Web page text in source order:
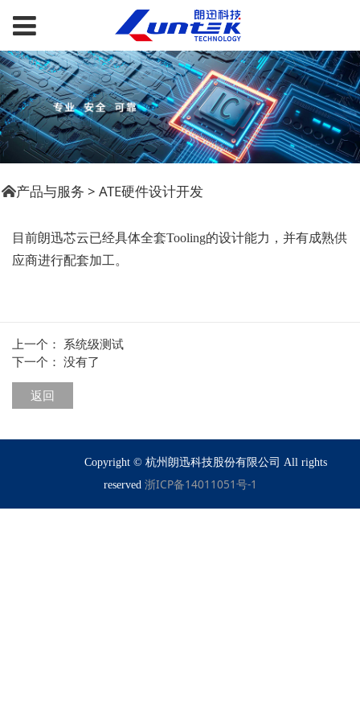
产品与服务 > ATE硬件设计开发
目前朗迅芯云已经具体全套Tooling的设计能力，并有成熟供
应商进行配套加工。
上一个： 系统级测试
下一个： 没有了
返回
Copyright © 杭州朗迅科技股份有限公司 All rights
reserved 浙ICP备14011051号-1